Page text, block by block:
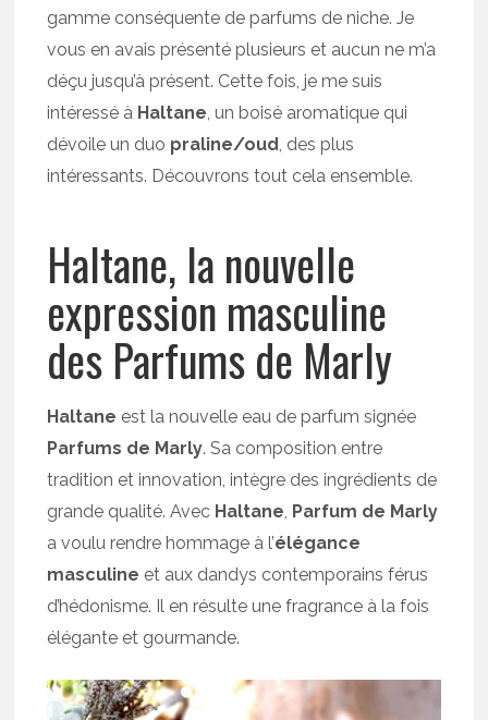
gamme conséquente de parfums de niche. Je
vous en avais présenté plusieurs et aucun ne m’a
déçu jusqu’à présent. Cette fois, je me suis
intéressé à Haltane, un boisé aromatique qui
dévoile un duo praline/oud, des plus
intéressants. Découvrons tout cela ensemble.
Haltane, la nouvelle
expression masculine
des Parfums de Marly
Haltane est la nouvelle eau de parfum signée
Parfums de Marly. Sa composition entre
tradition et innovation, intègre des ingrédients de
grande qualité. Avec Haltane, Parfum de Marly
a voulu rendre hommage à l’élégance
masculine et aux dandys contemporains férus
d’hédonisme. Il en résulte une fragrance à la fois
élégante et gourmande.